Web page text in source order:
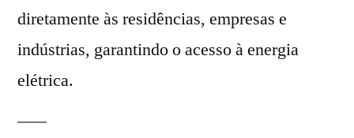
diretamente às residências, empresas e
indústrias, garantindo o acesso à energia
elétrica.